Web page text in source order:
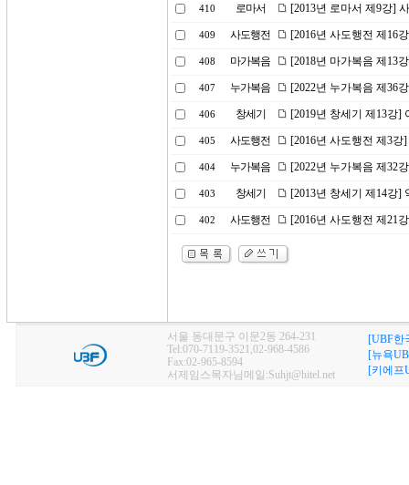
410 로마서 [2013년 로마서 제9강]
409 사도행전 [2016년 사도행전 제16
408 마가복음 [2018년 마가복음 제13
407 누가복음 [2022년 누가복음 제36
406 창세기 [2019년 창세기 제13강]
405 사도행전 [2016년 사도행전 제3
404 누가복음 [2022년 누가복음 제32
403 창세기 [2013년 창세기 제14강]
402 사도행전 [2016년 사도행전 제21
서울 동대문구 이문2동 264-231
Tel:070-7119-3521,02-968-4586
Fax:02-965-8594
서제임스목자님메일:Suhjt@hitel.net
[UBF한
[뉴욕
[키에프